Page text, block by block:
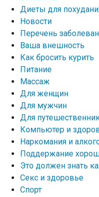
Диеты для
Новости
Перечень
Ваша внешность
Как бросить курить
Питание
Массаж
Для женщин
Для мужчин
Для
Компьютер и
Наркомания и
Поддержание
Это должен знать
Секс и здоровье
Спорт